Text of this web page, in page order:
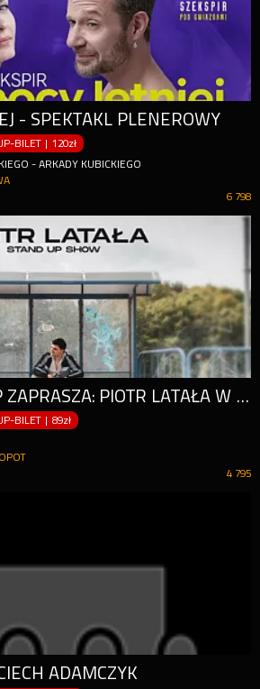
- SPEKTAKL PLENEROWY
BILET |120zł
- ARKADY KUBICKIEGO
6 798
HYPEART.GROUP ZAPRASZA: PIOTR LATAŁA W PROGRAMIE 'SIWY DYM' [STAND-UP]
BILET |89zł
4 795
ADAMCZYK